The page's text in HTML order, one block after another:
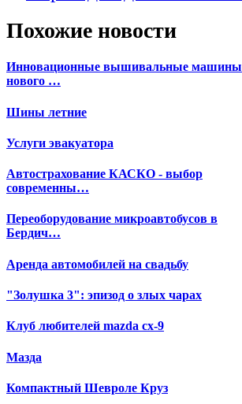
Похожие новости
Инновационные вышивальные машины
нового …
Шины летние
Услуги эвакуатора
Автострахование КАСКО - выбор
современны…
Переоборудование микроавтобусов в
Бердич…
Аренда автомобилей на свадьбу
"Золушка 3": эпизод о злых чарах
Клуб любителей mazda cx-9
Мазда
Компактный Шевроле Круз